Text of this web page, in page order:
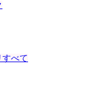
すべて